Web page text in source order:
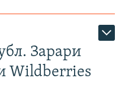
Зарари
Wildberries